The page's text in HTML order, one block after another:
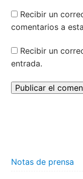
Recibir un
comentarios a
Recibir un
entrada.
Notas de prensa